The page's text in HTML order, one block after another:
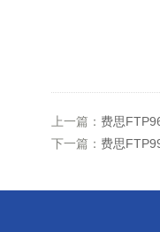
上一篇： 费思
下一篇： 费思